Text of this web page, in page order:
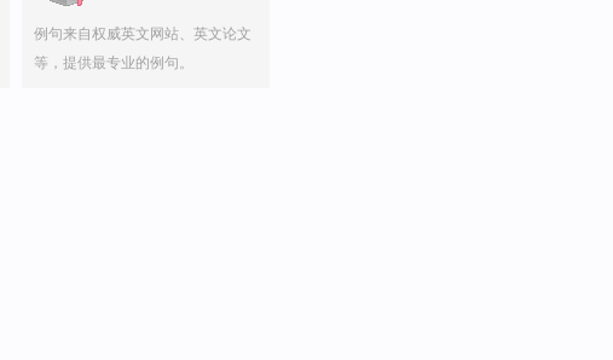
例句来自权威英文网站、英文论文
等，提供最专业的例句。